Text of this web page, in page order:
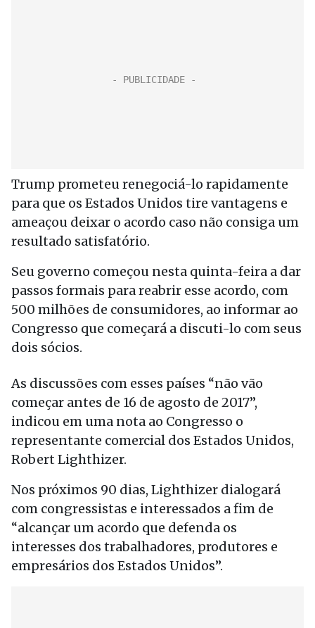
Trump prometeu renegociá-lo rapidamente
para que os Estados Unidos tire vantagens e
ameaçou deixar o acordo caso não consiga um
resultado satisfatório.
Seu governo começou nesta quinta-feira a dar
passos formais para reabrir esse acordo, com
500 milhões de consumidores, ao informar ao
Congresso que começará a discuti-lo com seus
dois sócios.
As discussões com esses países “não vão
começar antes de 16 de agosto de 2017”,
indicou em uma nota ao Congresso o
representante comercial dos Estados Unidos,
Robert Lighthizer.
Nos próximos 90 dias, Lighthizer dialogará
com congressistas e interessados a fim de
“alcançar um acordo que defenda os
interesses dos trabalhadores, produtores e
empresários dos Estados Unidos”.